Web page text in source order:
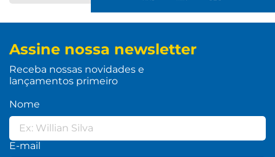
Assine nossa newsletter
Receba nossas novidades e
lançamentos primeiro
Nome
E-mail